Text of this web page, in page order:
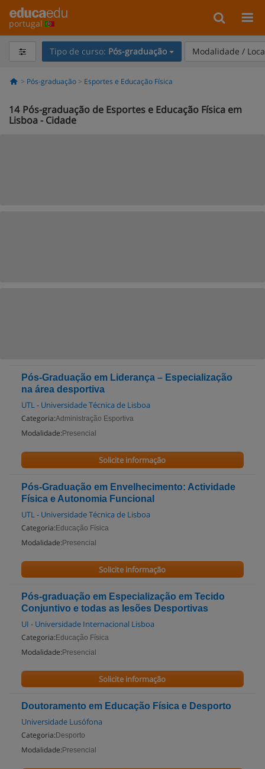
portugal
Tipo de curso: Pós-graduação Modalidade /
Pós-graduação Esportes e Educação Física
14 Pós-graduação de Esportes e Educação Física em
Lisboa - Cidade
Pós-Graduação em Liderança – Especialização
na área desportiva
UTL - Universidade Técnica de Lisboa
Categoria:Administração Esportiva
Modalidade: Presencial
Solicite informação
Pós-Graduação em Envelhecimento: Actividade
Física e Autonomia Funcional
UTL - Universidade Técnica de Lisboa
Categoria: Educação Física
Modalidade: Presencial
Solicite informação
Pós-graduação em Especialização em Tecido
Conjuntivo e todas as lesões Desportivas
UI - Universidade Internacional Lisboa
Categoria: Educação Física
Modalidade: Presencial
Solicite informação
Doutoramento em Educação Física e Desporto
Universidade Lusófona
Categoria: Desporto
Modalidade: Presencial